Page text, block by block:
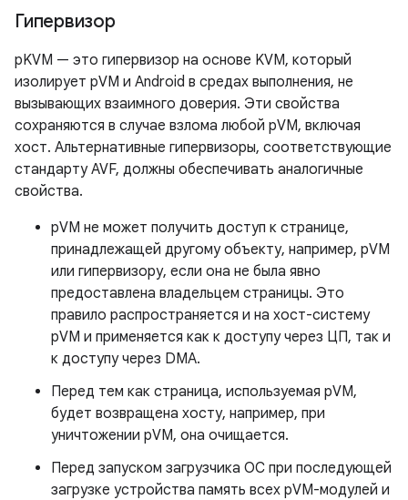
Гипервизор
pKVM — это гипервизор на основе KVM, который
изолирует pVM и Android в средах выполнения, не
вызывающих взаимного доверия. Эти свойства
сохраняются в случае взлома любой pVM, включая
хост. Альтернативные гипервизоры, соответствующие
стандарту AVF, должны обеспечивать аналогичные
свойства.
pVM не может получить доступ к странице,
принадлежащей другому объекту, например, pVM
или гипервизору, если она не была явно
предоставлена ​​владельцем страницы. Это
правило распространяется и на хост-систему
pVM и применяется как к доступу через ЦП, так и
к доступу через DMA.
Перед тем как страница, используемая pVM,
будет возвращена хосту, например, при
уничтожении pVM, она очищается.
Перед запуском загрузчика ОС при последующей
загрузке устройства память всех pVM-модулей и